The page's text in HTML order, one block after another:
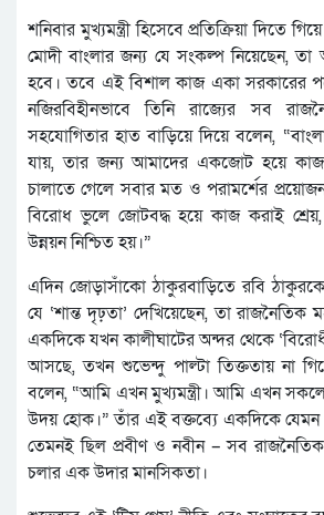
শনিবার মুখ্যমন্ত্রী হিসেবে প্রতিক্রিয়া দিতে
মোদী বাংলার জন্য যে সংকল্প নিয়েছেন,
হবে। তবে এই বিশাল কাজ একা সরকারের
নজিরবিহীনভাবে তিনি রাজ্যের সব
সহযোগিতার হাত বাড়িয়ে দিয়ে বলেন,
যায়, তার জন্য আমাদের একজোট হয়ে
চালাতে গেলে সবার মত ও পরামর্শের
বিরোধ ভুলে জোটবদ্ধ হয়ে কাজ করাই শ্রেয়,
উন্নয়ন নিশ্চিত হয়।”
এদিন জোড়াসাঁকো ঠাকুরবাড়িতে রবি ঠাকুরকে
যে ‘শান্ত দৃঢ়তা’ দেখিয়েছেন, তা রাজনৈতিক
একদিকে যখন কালীঘাটের অন্দর থেকে
আসছে, তখন শুভেন্দু পাল্টা তিক্ততায় না
বলেন, “আমি এখন মুখ্যমন্ত্রী। আমি এখন
উদয় হোক।” তাঁর এই বক্তব্যে একদিকে যেমন
তেমনই ছিল প্রবীণ ও নবীন – সব রাজনৈতিক
চলার এক উদার মানসিকতা।